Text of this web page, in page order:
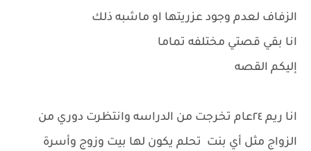
الزفاف لعدم وجود عزريتها او ماشبه ذلك
انا بقي قصتي مختلفه تماما
إليكم القصه
انا ريم ٢٤عام تخرجت من الدراسه وانتظرت دوري من
الزواج مثل أي بنت تحلم يكون لها بيت وزوج وأسرة